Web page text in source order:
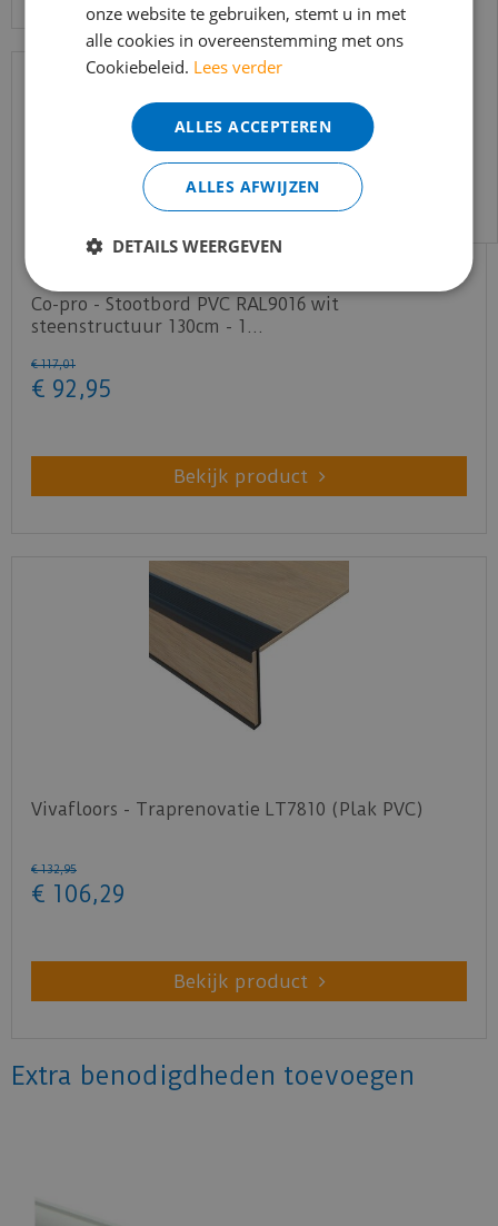
Co-pro - Stootbord PVC RAL9016 wit
steenstructuur 130cm - 1…
€ 117,01
€ 92 ,95
Bekijk product
Vivafloors - Traprenovatie LT7810 (Plak PVC)
€ 132,95
€ 106,29
Bekijk product
Extra benodigdheden toevoegen
bereikbaar.
Bestelling worden uiteraard verwerkt
echter iets minder snel dan wat je van ons
gewend bent.
Voor vragen kan je ons bereiken via
info@merkvloerenwinkel.nl
onze website te gebruiken, stemt u in met
alle cookies in overeenstemming met ons
Cookiebeleid. Lees verder
ALLES ACCEPTEREN
ALLES AFWIJZEN
DETAILS WEERGEVEN